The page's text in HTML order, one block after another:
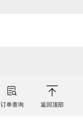
订单查询 返回顶部